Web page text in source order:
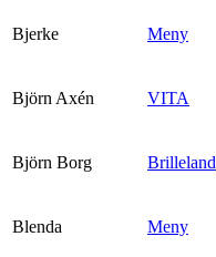
Bjerke Meny
Björn Axén VITA
Björn Borg Brilleland
Blenda Meny